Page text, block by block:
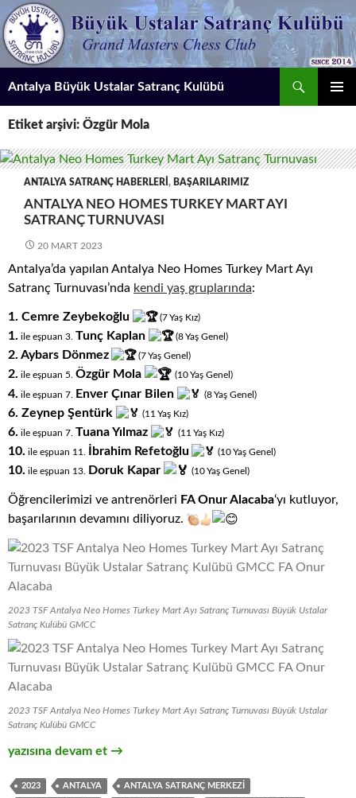
İçeriğe
atla
Antalya Büyük Ustalar Satranç Kulübü
Etiket arşivi: Özgür Mola
ANTALYA SATRANÇ HABERLERI , BAŞARILARIMIZ
ANTALYA NEO HOMES TURKEY MART AYI
SATRANÇ TURNUVASI
20 MART 2023
Antalya’da yapılan Antalya Neo Homes Turkey Mart Ayı
Satranç Turnuvası’nda kendi yaş gruplarında:
1. Cemre Zeybekoğlu (7Yaş Kız)
1. ile eşpuan 3. Tunç Kaplan (8Yaş Genel)
2. Aybars Dönmez (7Yaş Genel)
2. ile eşpuan 5. Özgür Mola (10Yaş Genel)
4. ile eşpuan 7. Enver Çınar Bilen (8Yaş Genel)
6. Zeynep Şentürk (11 Yaş Kız)
6. ile eşpuan 7. Tuana Yılmaz (11 Yaş Kız)
10. ile eşpuan 11. İbrahim Refetoğlu (10Yaş Genel)
10. ile eşpuan 13. Doruk Kapar (10Yaş Genel)
Öğrencilerimizi ve antrenörleri FA Onur Alacaba‘yı kutluyor,
başarılarının devamını diliyoruz.
2023 TSF Antalya Neo Homes Turkey Mart Ayı Satranç Turnuvası Büyük Ustalar
Satranç Kulübü GMCC
2023 TSF Antalya Neo Homes Turkey Mart Ayı Satranç Turnuvası Büyük Ustalar
Satranç Kulübü GMCC
Antalya Neo Homes Turkey Mart Ayı Satranç Turnuvası
yazısına devam et →
2023 ANTALYA ANTALYA SATRANÇ MERKEZI